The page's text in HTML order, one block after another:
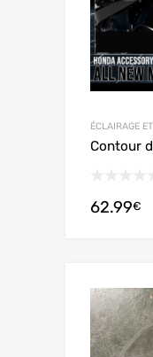
ÉCLAIRAGE
Contour
62.99€